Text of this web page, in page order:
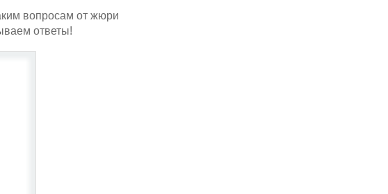
вопросам от жюри
ответы!